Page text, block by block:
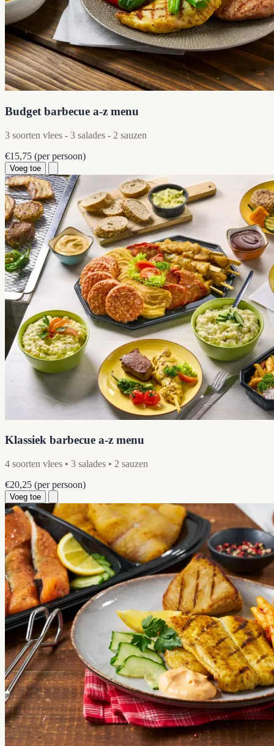
Budget barbecue a-z menu
3 soorten vlees - 3 salades - 2 sauzen
€15,75 (per persoon)
Voeg toe
Klassiek barbecue a-z menu
4 soorten vlees • 3 salades • 2 sauzen
€20,25 (per persoon)
Voeg toe